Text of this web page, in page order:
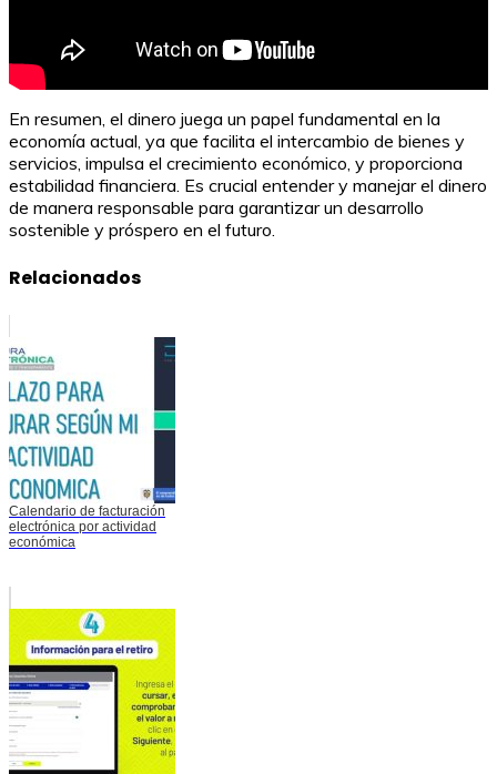
En resumen, el dinero juega un papel fundamental en la
economía actual, ya que facilita el intercambio de bienes y
servicios, impulsa el crecimiento económico, y proporciona
estabilidad financiera. Es crucial entender y manejar el dinero
de manera responsable para garantizar un desarrollo
sostenible y próspero en el futuro.
Relacionados
Calendario de facturación
electrónica por actividad
económica